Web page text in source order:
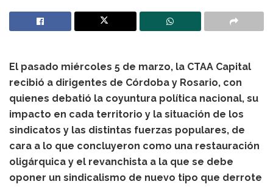
El pasado miércoles 5 de marzo, la CTAA Capital
recibió a dirigentes de Córdoba y Rosario, con
quienes debatió la coyuntura política nacional, su
impacto en cada territorio y la situación de los
sindicatos y las distintas fuerzas populares, de
cara a lo que concluyeron como una restauración
oligárquica y el revanchista a la que se debe
oponer un sindicalismo de nuevo tipo que derrote